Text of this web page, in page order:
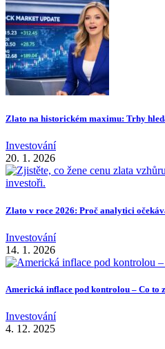
Zlato na historickém maximu: Trhy
Investování
20. 1. 2026
Zlato v roce 2026: Proč analytici
Investování
14. 1. 2026
Americká inflace pod kontrolou – Co to
Investování
4. 12. 2025